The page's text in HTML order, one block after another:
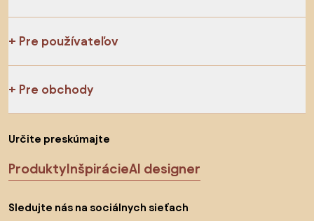
Pre používateľov
Pre obchody
Určite preskúmajte
ProduktyInšpirácieAI designer
Sledujte nás na sociálnych sieťach